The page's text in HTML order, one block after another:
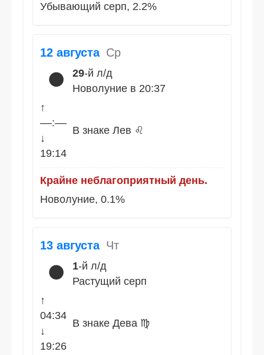
Убывающий серп, 2.2%
12 августа Ср
🌑 29-й л/д
Новолуние в 20:37
↑
––:––
↓
19:14
В знаке Лев ♌
Крайне неблагоприятный день.
Новолуние, 0.1%
13 августа Чт
🌑 1-й л/д
Растущий серп
↑
04:34
↓
19:26
В знаке Дева ♍